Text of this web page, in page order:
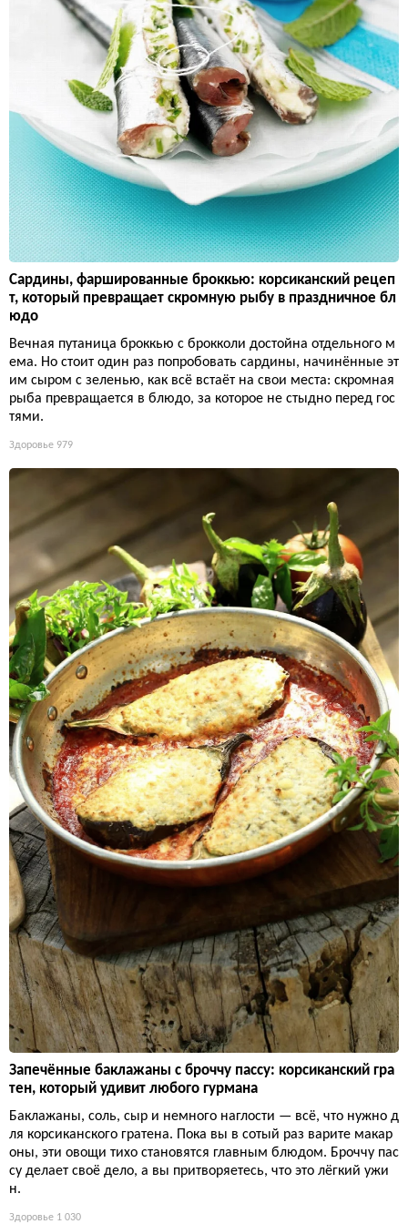
Сардины, фаршированные броккью: корсиканский рецеп
т, который превращает скромную рыбу в праздничное бл
юдо
Вечная путаница броккью с брокколи достойна отдельного м
ема. Но стоит один раз попробовать сардины, начинённые эт
им сыром с зеленью, как всё встаёт на свои места: скромная
рыба превращается в блюдо, за которое не стыдно перед гос
тями.
Здоровье 979
Запечённые баклажаны с броччу пассу: корсиканский гра
тен, который удивит любого гурмана
Баклажаны, соль, сыр и немного наглости — всё, что нужно д
ля корсиканского гратена. Пока вы в сотый раз варите макар
оны, эти овощи тихо становятся главным блюдом. Броччу пас
су делает своё дело, а вы притворяетесь, что это лёгкий ужи
н.
Здоровье 1 030